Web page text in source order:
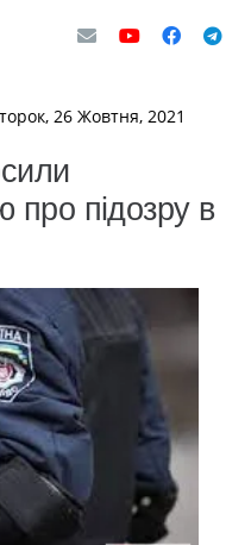
26 Жовтня, 2021
про підозру в